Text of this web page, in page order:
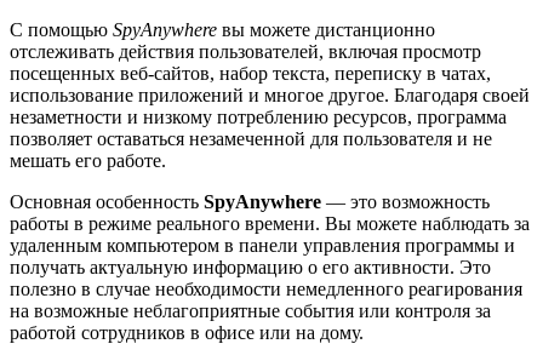
С помощью SpyAnywhere вы можете дистанционно
отслеживать действия пользователей, включая просмотр
посещенных веб-сайтов, набор текста, переписку в чатах,
использование приложений и многое другое. Благодаря своей
незаметности и низкому потреблению ресурсов, программа
позволяет оставаться незамеченной для пользователя и не
мешать его работе.
Основная особенность SpyAnywhere — это возможность
работы в режиме реального времени. Вы можете наблюдать за
удаленным компьютером в панели управления программы и
получать актуальную информацию о его активности. Это
полезно в случае необходимости немедленного реагирования
на возможные неблагоприятные события или контроля за
работой сотрудников в офисе или на дому.